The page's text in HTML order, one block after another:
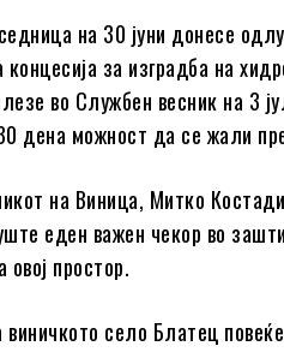
на 30 јуни донесе
концесија за изградба на
во Службен весник на 3
дена можност да се жали
на Виница, Митко
еден важен чекор во
овој простор.
село Блатец